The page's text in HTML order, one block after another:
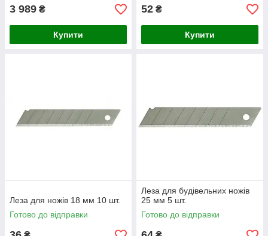
3 989 ₴
Купити
52 ₴
Купити
Леза для ножів 18 мм 10 шт.
Готово до відправки
Леза для будівельних ножів
25 мм 5 шт.
Готово до відправки